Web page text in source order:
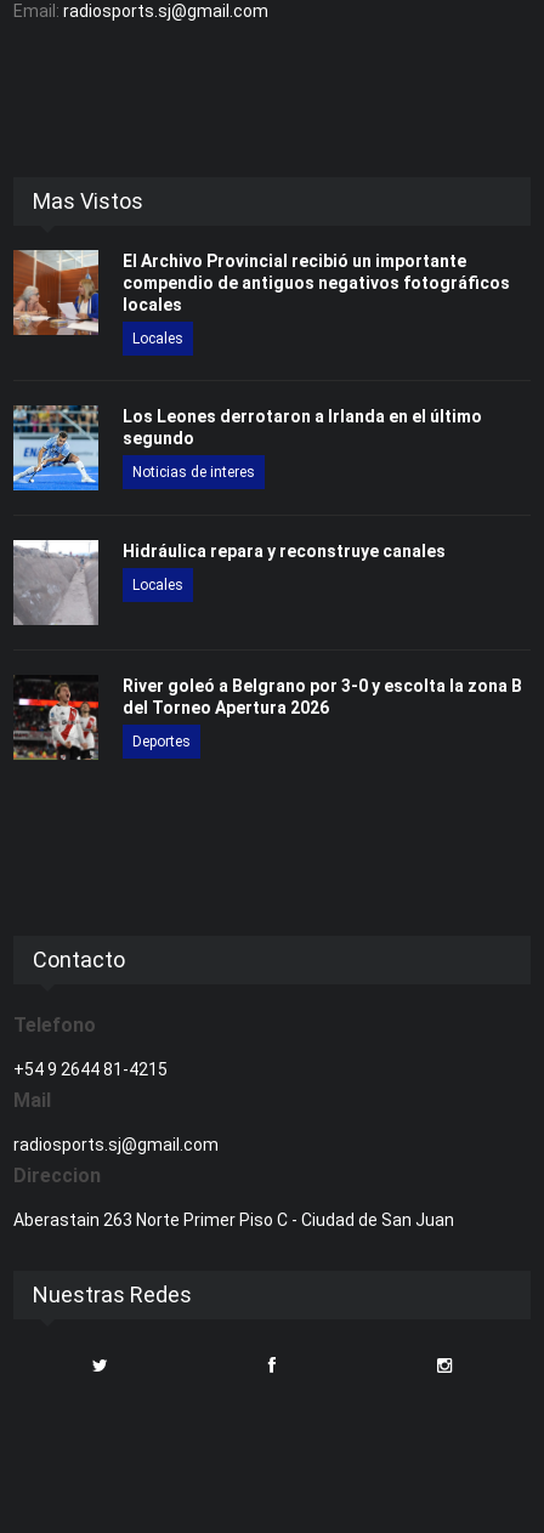
Email:radiosports.sj@gmail.com
Mas Vistos
El Archivo Provincial recibió un importante
compendio de antiguos negativos fotográficos
locales
Locales
Los Leones derrotaron a Irlanda en el último
segundo
Noticias de interes
Hidráulica repara y reconstruye canales
Locales
River goleó a Belgrano por 3-0 y escolta la zona B
del Torneo Apertura 2026
Deportes
Contacto
Telefono
+54 9 2644 81-4215
Mail
radiosports.sj@gmail.com
Direccion
Aberastain 263 Norte Primer Piso C - Ciudad de San Juan
Nuestras Redes